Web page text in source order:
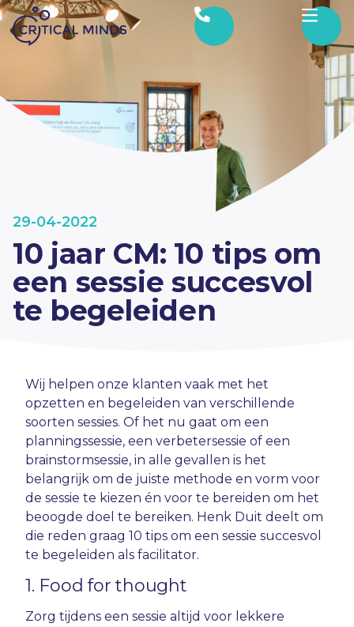
Ga naar de inhoud
29-04-2022
10 jaar CM: 10 tips om
een sessie succesvol
te begeleiden
Wij helpen onze klanten vaak met het
opzetten en begeleiden van verschillende
soorten sessies. Of het nu gaat om een
planningssessie, een verbetersessie of een
brainstormsessie, in alle gevallen is het
belangrijk om de juiste methode en vorm voor
de sessie te kiezen én voor te bereiden om het
beoogde doel te bereiken. Henk Duit deelt om
die reden graag 10 tips om een sessie succesvol
te begeleiden als facilitator.
1. Food for thought
Zorg tijdens een sessie altijd voor lekkere